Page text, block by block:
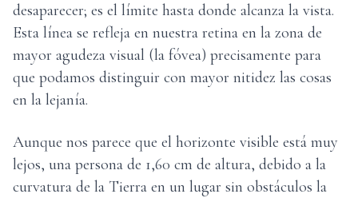
desaparecer; es el límite hasta donde alcanza la vista.
Esta línea se refleja en nuestra retina en la zona de
mayor agudeza visual (la fóvea) precisamente para
que podamos distinguir con mayor nitidez las cosas
en la lejanía.
Aunque nos parece que el horizonte visible está muy
lejos, una persona de 1,60 cm de altura, debido a la
curvatura de la Tierra en un lugar sin obstáculos la